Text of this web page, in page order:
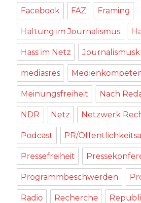
Facebook FAZ Framing
Haltung im Journalismus
Hass im Netz
mediasres
Meinungsfreiheit Nach
NDR Netz Netzwerk
Podcast PR/
Pressefreiheit
Programmbeschwerden
Radio Recherche